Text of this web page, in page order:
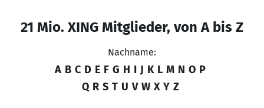
21 Mio. XING Mitglieder, von A bis Z
Nachname:
A B C D E F G H I J K L M N O P
Q R S T U V W X Y Z